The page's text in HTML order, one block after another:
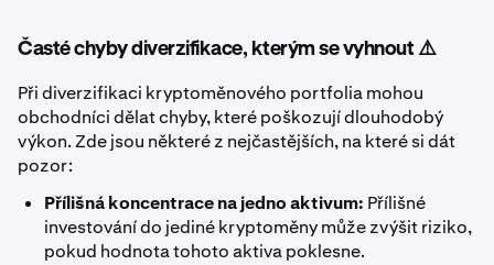
Časté chyby diverzifikace, kterým se vyhnout ⚠️
Při diverzifikaci kryptoměnového portfolia mohou
obchodníci dělat chyby, které poškozují dlouhodobý
výkon. Zde jsou některé z nejčastějších, na které si dát
pozor:
Přílišná koncentrace na jedno aktivum: Přílišné
investování do jediné kryptoměny může zvýšit riziko,
pokud hodnota tohoto aktiva poklesne.